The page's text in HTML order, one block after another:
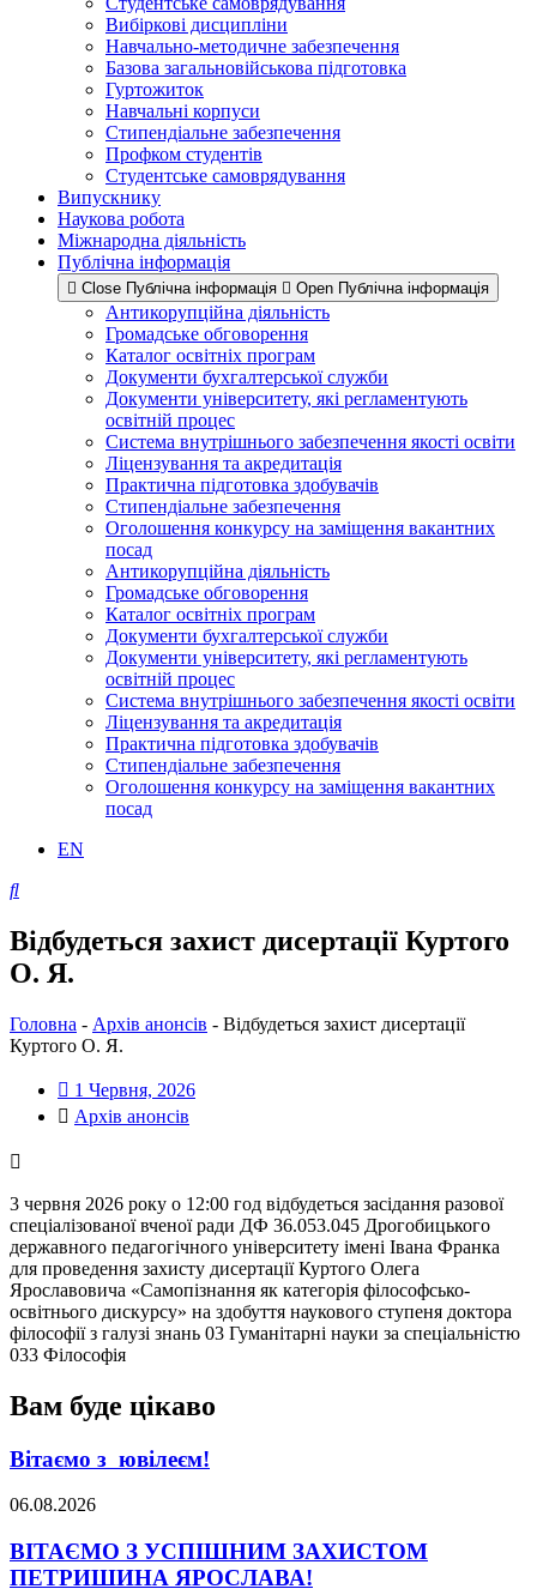
Вибіркові дисципліни
Навчально-методичне забезпечення
Базова загальновійськова підготовка
Гуртожиток
Навчальні корпуси
Стипендіальне забезпечення
Профком студентів
Студентське самоврядування
Випускнику
Наукова робота
Міжнародна діяльність
Публічна інформація
Close Публічна інформація Open Публічна інформація
Антикорупційна діяльність
Громадське обговорення
Каталог освітніх програм
Документи бухгалтерської служби
Документи університету, які регламентують
освітній процес
Система внутрішнього забезпечення якості освіти
Ліцензування та акредитація
Практична підготовка здобувачів
Стипендіальне забезпечення
Оголошення конкурсу на заміщення вакантних
посад
Антикорупційна діяльність
Громадське обговорення
Каталог освітніх програм
Документи бухгалтерської служби
Документи університету, які регламентують
освітній процес
Система внутрішнього забезпечення якості освіти
Ліцензування та акредитація
Практична підготовка здобувачів
Стипендіальне забезпечення
Оголошення конкурсу на заміщення вакантних
посад
EN
Відбудеться захист дисертації Куртого
О. Я.
Головна - Архів анонсів - Відбудеться захист дисертації
Куртого О. Я.
1 Червня, 2026
Архів анонсів
3 червня 2026 року о 12:00 год відбудеться засідання разової
спеціалізованої вченої ради ДФ 36.053.045 Дрогобицького
державного педагогічного університету імені Івана Франка
для проведення захисту дисертації Куртого Олега
Ярославовича «Самопізнання як категорія філософсько-
освітнього дискурсу» на здобуття наукового ступеня доктора
філософії з галузі знань 03 Гуманітарні науки за спеціальністю
033 Філософія
Вам буде цікаво
Вітаємо з ювілеєм!
06.08.2026
ВІТАЄМО З УСПІШНИМ ЗАХИСТОМ
ПЕТРИШИНА ЯРОСЛАВА!